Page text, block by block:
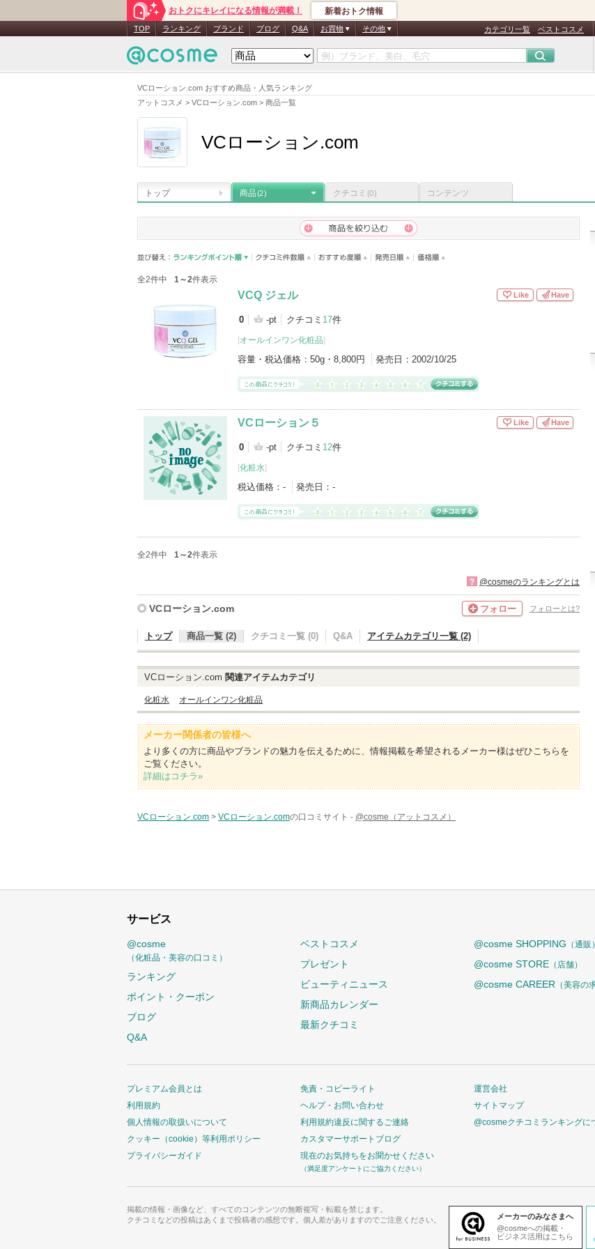
VCローション.com おすすめ商品・人気ランキング
アットコスメ > VCローション.com > 商品一覧
おトクにキレイになる情報が満載！ 新着おトク情報
TOP ランキング ブランド ブログ Q&A お買物 その他 カテゴリ一覧 ベストコスメ
VCローション.com
トップ 商品(2) クチコミ (0) コンテンツ
全2件中 1～2件表示
VCQ ジェル
0 -pt クチコミ 17件
[オールインワン化粧品]
容量・税込価格： 50g・8,800円 発売日： 2002/10/25
Like Have
VCローション５
0 -pt クチコミ 12件
[化粧水]
税込価格： - 発売日： -
Like Have
全2件中 1～2件表示
? @cosmeのランキングとは
VCローション.com フォロー フォローとは?
トップ 商品一覧 (2) クチコミ一覧 (0) Q&A アイテムカテゴリ一覧 (2)
VCローション.com 関連アイテムカテゴリ
化粧水 オールインワン化粧品
メーカー関係者の皆様へ
より多くの方に商品やブランドの魅力を伝えるために、情報掲載を希望されるメーカー様はぜひこちらを
ご覧ください。
詳細はコチラ»
VCローション.com > VCローション.comの口コミサイト - @cosme（アットコスメ）
サービス
@cosme
（化粧品・美容の口コミ）
ランキング
ポイント・クーポン
ブログ
Q&A
ベストコスメ
プレゼント
ビューティニュース
新商品カレンダー
最新クチコミ
@cosme SHOPPING （通販）
@cosme STORE （店舗）
@cosme CAREER （美容の
プレミアム会員とは
利用規約
個人情報の取扱いについて
クッキー（cookie）等利用ポリシー
プライバシーガイド
免責・コピーライト
ヘルプ・お問い合わせ
利用規約違反に関するご連絡
カスタマーサポートブログ
現在のお気持ちをお聞かせください
（満足度アンケートにご協力ください）
運営会社
サイトマップ
@cosmeクチコミランキングに
掲載の情報・画像など、すべてのコンテンツの無断複写・転載を禁じます。
クチコミなどの投稿はあくまで投稿者の感想です。個人差がありますのでご注意ください。
メーカーのみなさまへ
@cosmeへの掲載・
ビジネス活用はこちら